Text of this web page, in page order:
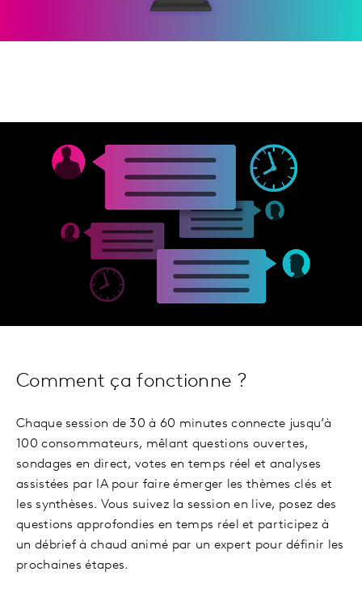
Comment ça fonctionne ?
Chaque session de 30 à 60 minutes connecte jusqu’à
100 consommateurs, mêlant questions ouvertes,
sondages en direct, votes en temps réel et analyses
assistées par IA pour faire émerger les thèmes clés et
les synthèses. Vous suivez la session en live, posez des
questions approfondies en temps réel et participez à
un débrief à chaud animé par un expert pour définir les
prochaines étapes.